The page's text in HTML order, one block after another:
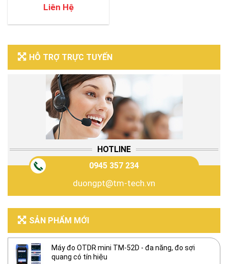
HỖ TRỢ TRỰC TUYẾN
HOTLINE
0945 357 234
duongpt@tm-tech.vn
SẢN PHẨM MỚI
Máy đo OTDR mini TM-52D - đa năng, đo sợi
quang có tín hiệu
Liên Hệ